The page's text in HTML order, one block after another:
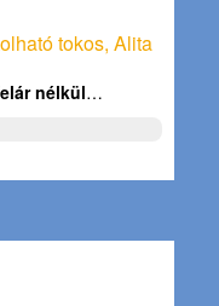
tokos, Alita
nélkül…